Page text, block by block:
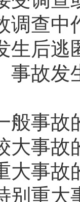
查中
后逃
发生
事故
事故
事故
重大